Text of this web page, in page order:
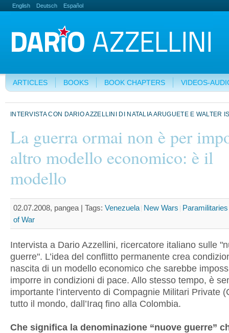
English Deutsch Español
ARTICLES BOOKS BOOK CHAPTERS VIDEOS-
INTERVISTA CON DARIO AZZELLINI DI NATALIA ARUGUETE E WALTER
La guerra ormai non è per
altro modello economico: è il
modello
02.07.2008, pangea | Tags: Venezuela New Wars Paramilitaries
of War
Intervista a Dario Azzellini, ricercatore italiano sulle
guerre". L’idea del conflitto permanente crea
nascita di un modello economico che sarebbe
imporre in condizioni di pace. Allo stesso tempo, è
importante l’intervento di Compagnie Militari Private
tutto il mondo, dall’Iraq fino alla Colombia.
Che significa la denominazione “nuove guerre”